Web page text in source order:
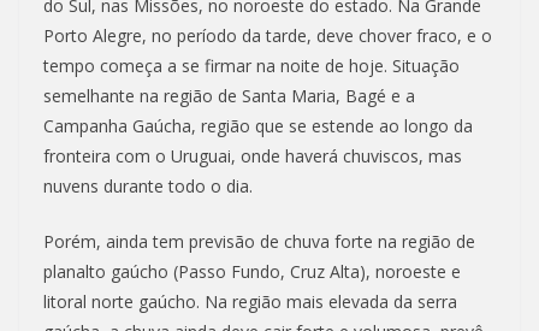
do Sul, nas Missões, no noroeste do estado. Na Grande
Porto Alegre, no período da tarde, deve chover fraco, e o
tempo começa a se firmar na noite de hoje. Situação
semelhante na região de Santa Maria, Bagé e a
Campanha Gaúcha, região que se estende ao longo da
fronteira com o Uruguai, onde haverá chuviscos, mas
nuvens durante todo o dia.
Porém, ainda tem previsão de chuva forte na região de
planalto gaúcho (Passo Fundo, Cruz Alta), noroeste e
litoral norte gaúcho. Na região mais elevada da serra